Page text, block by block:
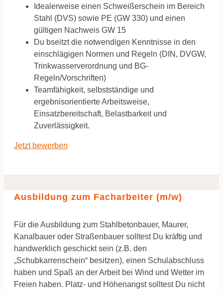
Idealerweise einen Schweißerschein im Bereich
Stahl (DVS) sowie PE (GW 330) und einen
gültigen Nachweis GW 15
Du bseitzt die notwendigen Kenntnisse in den
einschlägigen Normen und Regeln (DIN, DVGW,
Trinkwasserverordnung und BG-
Regeln/Vorschriften)
Teamfähigkeit, selbstständige und
ergebnisorientierte Arbeitsweise,
Einsatzbereitschaft, Belastbarkeit und
Zuverlässigkeit.
Jetzt bewerben
Ausbildung zum Facharbeiter (m/w)
Für die Ausbildung zum Stahlbetonbauer, Maurer,
Kanalbauer oder Straßenbauer solltest Du kräftig und
handwerklich geschickt sein (z.B. den
„Schubkarrenschein“ besitzen), einen Schulabschluss
haben und Spaß an der Arbeit bei Wind und Wetter im
Freien haben. Platz- und Höhenangst solltest Du nicht